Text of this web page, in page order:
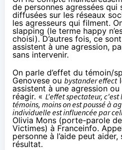
de personnes agressées
diffusées sur les réseaux
les agresseurs qui filment.
slapping (le terme happy
choisi). D’autres fois, ce
assistent à une agression,
sans intervenir.
On parle d’effet du témoin/
Genovese ou bystander effect
assistent à une agression
réagir. « L'effet spectateur,
témoins, moins on est poussé à
individuelle est influencée par
Olivia Mons (porte-parole
Victimes) à Franceinfo.
personne à l’aide peut
résultat.